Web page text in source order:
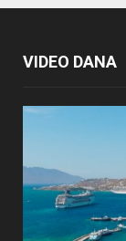
VIDEO DANA